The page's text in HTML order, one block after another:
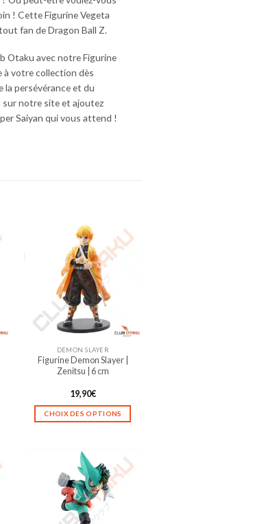
! Cette Figurine Vegeta
fan de Dragon Ball Z.
Otaku avec notre Figurine
à votre collection dès
la persévérance et du
sur notre site et ajoutez
Saiyan qui vous attend !
DEMON SLAYER
Figurine Demon Slayer |
Zenitsu | 6 cm
19,90€
CHOIX DES OPTIONS
a
plusieurs
variations.
Les
options